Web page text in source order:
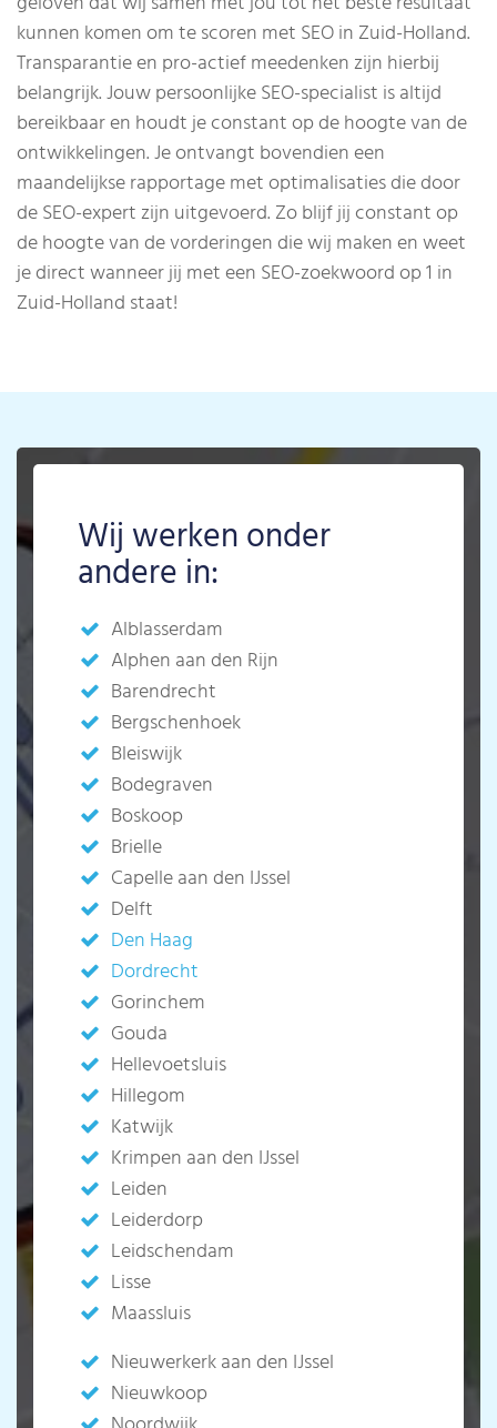
kunnen komen om te scoren met SEO in Zuid-Holland.
Transparantie en pro-actief meedenken zijn hierbij
belangrijk. Jouw persoonlijke SEO-specialist is altijd
bereikbaar en houdt je constant op de hoogte van de
ontwikkelingen. Je ontvangt bovendien een
maandelijkse rapportage met optimalisaties die door
de SEO-expert zijn uitgevoerd. Zo blijf jij constant op
de hoogte van de vorderingen die wij maken en weet
je direct wanneer jij met een SEO-zoekwoord op 1 in
Zuid-Holland staat!
Wij werken onder
andere in:
Alblasserdam
Alphen aan den Rijn
Barendrecht
Bergschenhoek
Bleiswijk
Bodegraven
Boskoop
Brielle
Capelle aan den IJssel
Delft
Den Haag
Dordrecht
Gorinchem
Gouda
Hellevoetsluis
Hillegom
Katwijk
Krimpen aan den IJssel
Leiden
Leiderdorp
Leidschendam
Lisse
Maassluis
Nieuwerkerk aan den IJssel
Nieuwkoop